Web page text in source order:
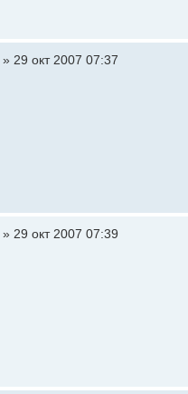
» 29 окт 2007 07:37
» 29 окт 2007 07:39